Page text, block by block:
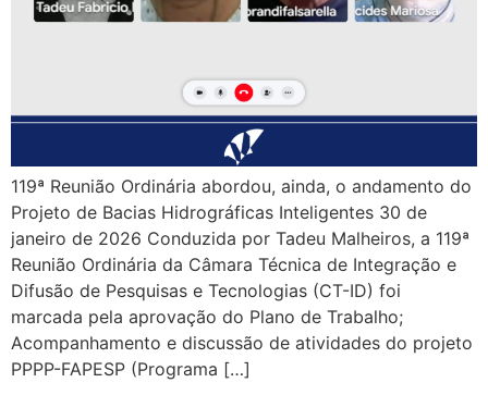
119ª Reunião Ordinária abordou, ainda, o andamento do
Projeto de Bacias Hidrográficas Inteligentes 30 de
janeiro de 2026 Conduzida por Tadeu Malheiros, a 119ª
Reunião Ordinária da Câmara Técnica de Integração e
Difusão de Pesquisas e Tecnologias (CT-ID) foi
marcada pela aprovação do Plano de Trabalho;
Acompanhamento e discussão de atividades do projeto
PPPP-FAPESP (Programa […]